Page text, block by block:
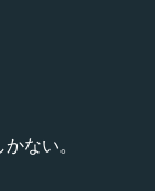
ない。